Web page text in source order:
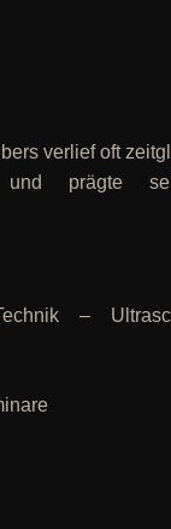
verlief oft
und prägte
–